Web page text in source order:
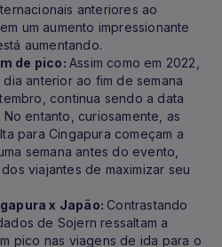
anteriores ao
um aumento impressionante
aumentando.
de pico: Assim como em 2022,
anterior ao fim de semana
continua sendo a data
entanto, curiosamente, as
para Cingapura começam a
semana antes do evento,
viajantes de maximizar seu
x Japão: Contrastando
de Sojern ressaltam a
pico nas viagens de ida para o